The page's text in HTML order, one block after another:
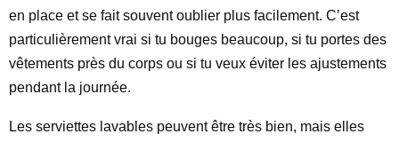
en place et se fait souvent oublier plus facilement. C’est
particulièrement vrai si tu bouges beaucoup, si tu portes des
vêtements près du corps ou si tu veux éviter les ajustements
pendant la journée.
Les serviettes lavables peuvent être très bien, mais elles